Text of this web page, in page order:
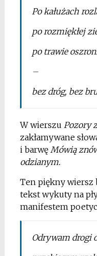
Po kałużach
po rozmiękłej
po trawie
–
bez dróg, bez
W wierszu Pozory
zakłamywane
i barwę Mówią
odzianym.
Ten piękny wiersz
tekst wykuty na
manifestem
Odrywam drogi